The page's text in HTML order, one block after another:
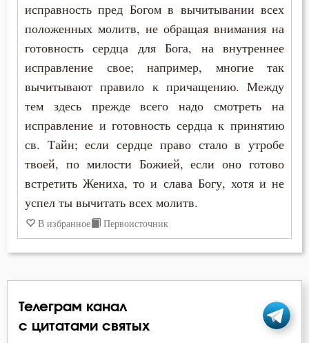
Воскресение
Врач
Гонение
Гордость
Дело
Добро
Зло
Знание
Антоний Оптинский (Путилов)
Варсонофий Оптинский (Плиханков)
Димитрий Ростовский
Ефрем Сирин
Игнатий Брянчанинов
Иоанн Дамаскин
Иоанн Златоуст
исправность пред Богом в вычитывании всех
положенных молитв, не обращая внимания на
готовность сердца для Бога, на внутреннее
исправление свое; например, многие так
вычитывают правило к причащению. Между
тем здесь прежде всего надо смотреть на
исправление и готовность сердца к принятию
св. Тайн; если сердце право стало в утробе
твоей, по милости Божией, если оно готово
встретить Жениха, то и слава Богу, хотя и не
успел ты вычитать всех молитв.
В избранное Первоисточник
Телеграм канал
с цитатами святых